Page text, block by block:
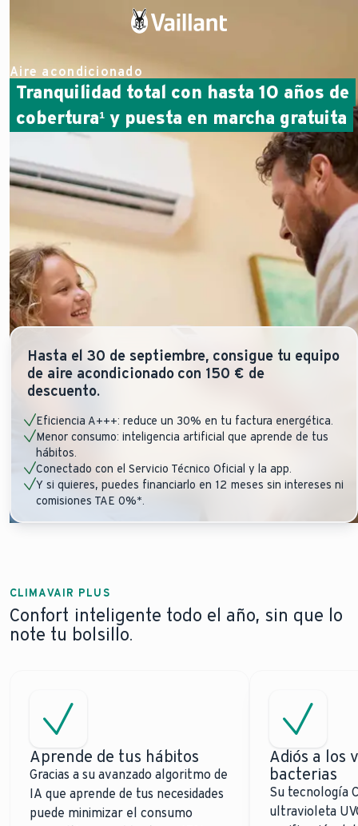
Aire acondicionado
Tranquilidad total con hasta 10 años de
cobertura¹ y puesta en marcha gratuita
Hasta el 30 de septiembre, consigue tu equipo
de aire acondicionado con 150 € de
descuento.
Eficiencia A+++: reduce un 30% en tu factura energética.
Menor consumo: inteligencia artificial que aprende de tus
hábitos.
Conectado con el Servicio Técnico Oficial y la app.
Y si quieres, puedes financiarlo en 12 meses sin intereses ni
comisiones TAE 0%*.
CLIMAVAIR PLUS
Confort inteligente todo el año, sin que lo
note tu bolsillo.
Aprende de tus hábitos
Gracias a su avanzado algoritmo de
IA que aprende de tus necesidades
puede minimizar el consumo
Adiós a los
bacterias
Su tecnología
ultravioleta